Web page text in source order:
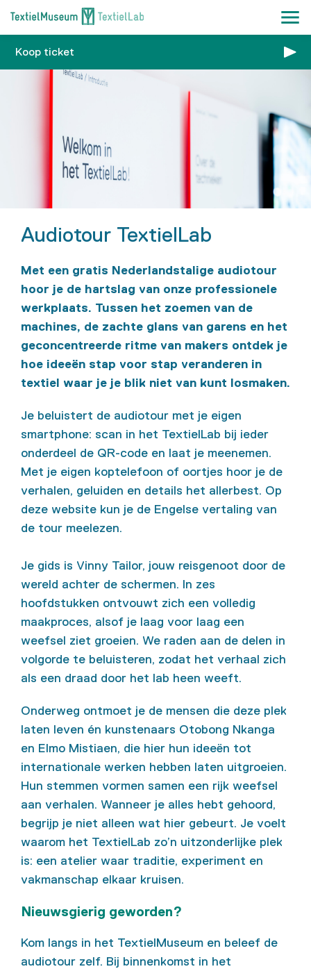
Koop ticket
Audiotour TextielLab
Met een gratis Nederlandstalige audiotour
hoor je de hartslag van onze professionele
werkplaats. Tussen het zoemen van de
machines, de zachte glans van garens en het
geconcentreerde ritme van makers ontdek je
hoe ideeën stap voor stap veranderen in
textiel waar je je blik niet van kunt losmaken.
Je beluistert de audiotour met je eigen
smartphone: scan in het TextielLab bij ieder
onderdeel de QR-code en laat je meenemen.
Met je eigen koptelefoon of oortjes hoor je de
verhalen, geluiden en details het allerbest. Op
deze website kun je de Engelse vertaling van
de tour meelezen.
Je gids is Vinny Tailor, jouw reisgenoot door de
wereld achter de schermen. In zes
hoofdstukken ontvouwt zich een volledig
maakproces, alsof je laag voor laag een
weefsel ziet groeien. We raden aan de delen in
volgorde te beluisteren, zodat het verhaal zich
als een draad door het lab heen weeft.
Onderweg ontmoet je de mensen die deze plek
laten leven én kunstenaars Otobong Nkanga
en Elmo Mistiaen, die hier hun ideeën tot
internationale werken hebben laten uitgroeien.
Hun stemmen vormen samen een rijk weefsel
aan verhalen. Wanneer je alles hebt gehoord,
begrijp je niet alleen wat hier gebeurt. Je voelt
waarom het TextielLab zo’n uitzonderlijke plek
is: een atelier waar traditie, experiment en
vakmanschap elkaar kruisen.
Nieuwsgierig geworden?
Kom langs in het TextielMuseum en beleef de
audiotour zelf. Bij binnenkomst in het